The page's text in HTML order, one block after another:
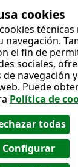
cookies
el fin de
sociales,
navegación
Puede
Política de